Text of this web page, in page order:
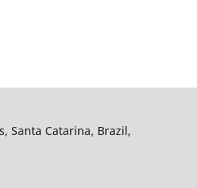
Santa Catarina, Brazil,